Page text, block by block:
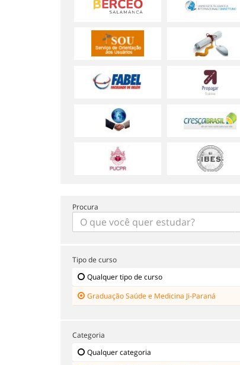
Procura
Tipo de curso
Qualquer tipo de curso
Graduação Saúde e Medicina Ji-Paraná
Categoria
Qualquer categoria